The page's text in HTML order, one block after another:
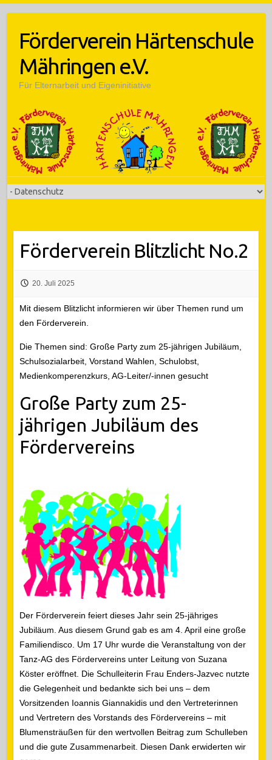
contentFörderverein Härtenschule
Mähringen e.V.
Für Elternarbeit und Eigeninitiative
Förderverein Blitzlicht No.2
20. Juli 2025
Mit diesem Blitzlicht informieren wir über Themen rund um
den Förderverein.
Die Themen sind: Große Party zum 25-jährigen Jubiläum,
Schulsozialarbeit, Vorstand Wahlen, Schulobst,
Medienkomperenzkurs, AG-Leiter/-innen gesucht
Große Party zum 25-
jährigen Jubiläum des
Fördervereins
Der Förderverein feiert dieses Jahr sein 25-jähriges
Jubiläum. Aus diesem Grund gab es am 4. April eine große
Familiendisco. Um 17 Uhr wurde die Veranstaltung von der
Tanz-AG des Fördervereins unter Leitung von Suzana
Köster eröffnet. Die Schulleiterin Frau Enders-Jazvec nutzte
die Gelegenheit und bedankte sich bei uns – dem
Vorsitzenden Ioannis Giannakidis und den Vertreterinnen
und Vertretern des Vorstands des Fördervereins – mit
Blumensträußen für den wertvollen Beitrag zum Schulleben
und die gute Zusammenarbeit. Diesen Dank erwiderten wir